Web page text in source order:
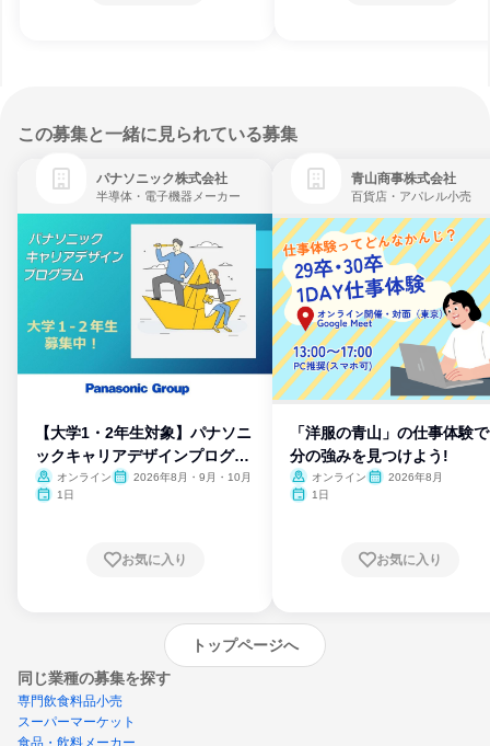
この募集と一緒に見られている募集
パナソニック株式会社
半導体・電子機器メーカー
【大学1・2年生対象】パナソニ
ックキャリアデザインプログラ
ム
オンライン
2026年8月・9月・10月
1日
お気に入り
青山商事株式会社
百貨店・アパレル小売
「洋服の青山」の仕事体験
分の強みを見つけよう!
オンライン
2026年8月
1日
お気に入り
トップページへ
同じ業種の募集を探す
専門飲食料品小売
スーパーマーケット